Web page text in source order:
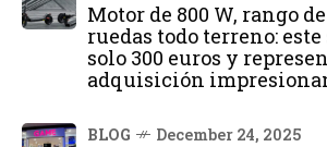
Motor de 800 W, rango
ruedas todo terreno:
solo 300 euros y
adquisición
BLOG December 24, 2025